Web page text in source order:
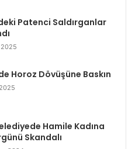
Patenci Saldırganlar
Horoz Dövüşüne Baskın
Hamile Kadına
Skandalı